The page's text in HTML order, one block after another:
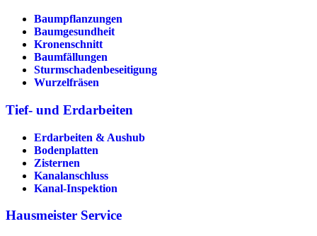
Baumpflanzungen
Baumgesundheit
Kronenschnitt
Baumfällungen
Sturmschadenbeseitigung
Wurzelfräsen
Tief- und Erdarbeiten
Erdarbeiten & Aushub
Bodenplatten
Zisternen
Kanalanschluss
Kanal-Inspektion
Hausmeister Service